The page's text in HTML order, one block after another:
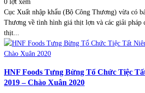
0 lợt xem
Cục Xuất nhập khẩu (Bộ Công Thương) vừa có
Thương về tình hình giá thịt lợn và các giải pháp
thịt...
HNF Foods Tưng Bừng Tổ Chức Tiệc
2019 – Chào Xuân 2020